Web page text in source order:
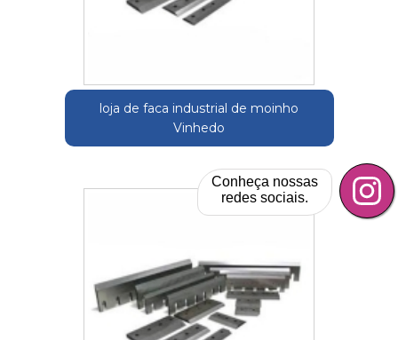
loja de faca industrial de moinho
Vinhedo
Conheça nossas
redes sociais.